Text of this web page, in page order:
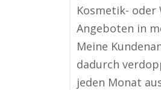
Kosmetik- oder
Angeboten in
Meine
dadurch
jeden Monat